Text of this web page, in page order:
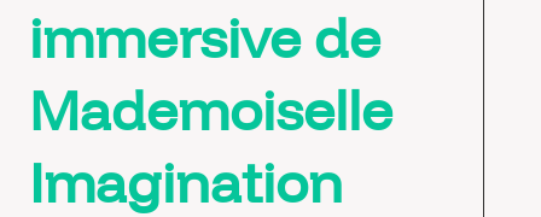
immersive de
Mademoiselle
Imagination